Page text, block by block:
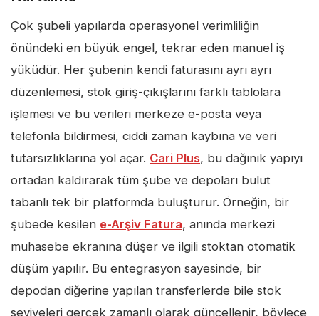
Çok şubeli yapılarda operasyonel verimliliğin
önündeki en büyük engel, tekrar eden manuel iş
yüküdür. Her şubenin kendi faturasını ayrı ayrı
düzenlemesi, stok giriş-çıkışlarını farklı tablolara
işlemesi ve bu verileri merkeze e-posta veya
telefonla bildirmesi, ciddi zaman kaybına ve veri
tutarsızlıklarına yol açar. Cari Plus, bu dağınık yapıyı
ortadan kaldırarak tüm şube ve depoları bulut
tabanlı tek bir platformda buluşturur. Örneğin, bir
şubede kesilen e-Arşiv Fatura, anında merkezi
muhasebe ekranına düşer ve ilgili stoktan otomatik
düşüm yapılır. Bu entegrasyon sayesinde, bir
depodan diğerine yapılan transferlerde bile stok
seviyeleri gerçek zamanlı olarak güncellenir, böylece